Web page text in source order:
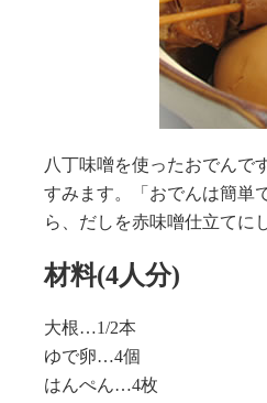
八丁味噌を使ったおでんで
すみます。「おでんは簡単
ら、だしを赤味噌仕立てに
材料(4人分)
大根…1/2本
ゆで卵…4個
はんぺん…4枚